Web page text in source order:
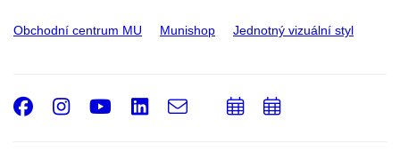
Obchodní centrum MU Munishop Jednotný vizuální styl
Facebook
Instagram
Youtube
LinkedIn
e-
PřidatPřidat